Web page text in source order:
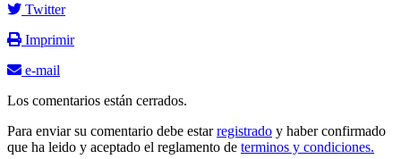
Twitter
Imprimir
e-mail
Los comentarios están cerrados.
Para enviar su comentario debe estarregistrado y haber confirmado
que ha leido y aceptado el reglamento de terminos y condiciones.